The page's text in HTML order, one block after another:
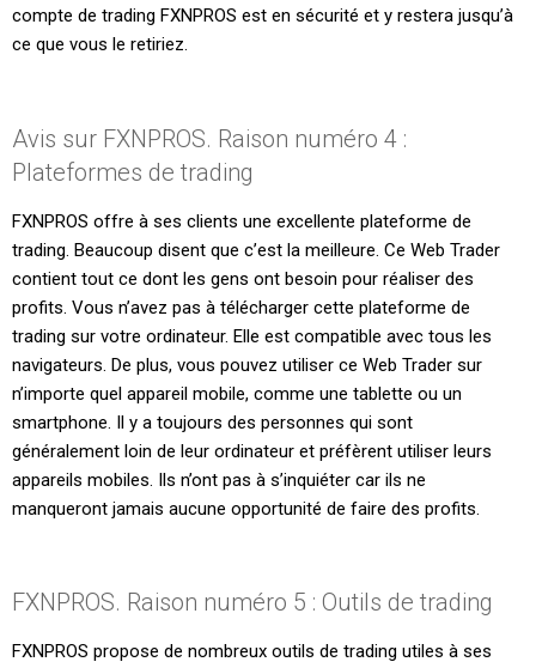
compte de trading FXNPROS est en sécurité et y restera jusqu’à
ce que vous le retiriez.
Avis sur FXNPROS. Raison numéro 4 :
Plateformes de trading
FXNPROS offre à ses clients une excellente plateforme de
trading. Beaucoup disent que c’est la meilleure. Ce Web Trader
contient tout ce dont les gens ont besoin pour réaliser des
profits. Vous n’avez pas à télécharger cette plateforme de
trading sur votre ordinateur. Elle est compatible avec tous les
navigateurs. De plus, vous pouvez utiliser ce Web Trader sur
n’importe quel appareil mobile, comme une tablette ou un
smartphone. Il y a toujours des personnes qui sont
généralement loin de leur ordinateur et préfèrent utiliser leurs
appareils mobiles. Ils n’ont pas à s’inquiéter car ils ne
manqueront jamais aucune opportunité de faire des profits.
FXNPROS. Raison numéro 5 : Outils de trading
FXNPROS propose de nombreux outils de trading utiles à ses